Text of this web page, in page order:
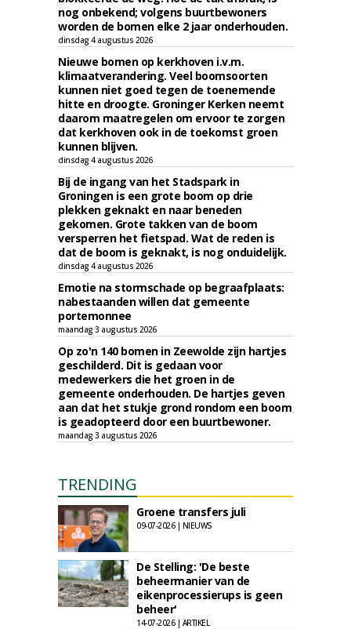
nog onbekend; volgens buurtbewoners
worden de bomen elke 2 jaar onderhouden.
dinsdag 4 augustus 2026
Nieuwe bomen op kerkhoven i.v.m.
klimaatverandering. Veel boomsoorten
kunnen niet goed tegen de toenemende
hitte en droogte. Groninger Kerken neemt
daarom maatregelen om ervoor te zorgen
dat kerkhoven ook in de toekomst groen
kunnen blijven.
dinsdag 4 augustus 2026
Bij de ingang van het Stadspark in
Groningen is een grote boom op drie
plekken geknakt en naar beneden
gekomen. Grote takken van de boom
versperren het fietspad. Wat de reden is
dat de boom is geknakt, is nog onduidelijk.
dinsdag 4 augustus 2026
Emotie na stormschade op begraafplaats:
nabestaanden willen dat gemeente
portemonnee
maandag 3 augustus 2026
Op zo'n 140 bomen in Zeewolde zijn hartjes
geschilderd. Dit is gedaan voor
medewerkers die het groen in de
gemeente onderhouden. De hartjes geven
aan dat het stukje grond rondom een boom
is geadopteerd door een buurtbewoner.
maandag 3 augustus 2026
TRENDING
Groene transfers juli
09-07-2026 | NIEUWS
De Stelling: 'De beste
beheermanier van de
eikenprocessierups is geen
beheer'
14-07-2026 | ARTIKEL